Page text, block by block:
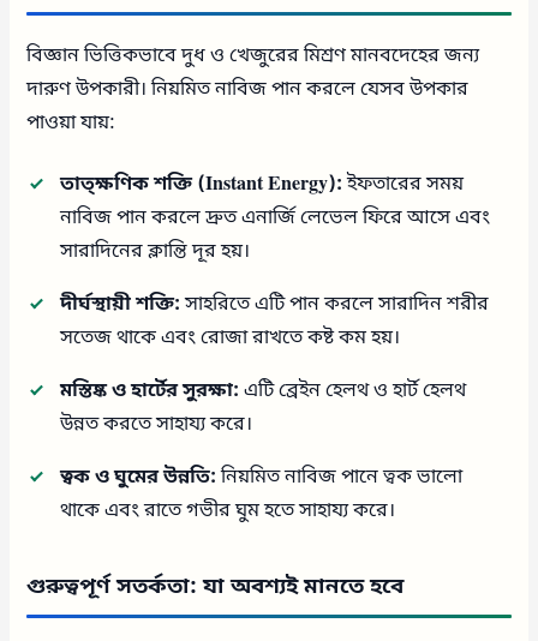
বিজ্ঞান ভিত্তিকভাবে দুধ ও খেজুরের মিশ্রণ মানবদেহের জন্য
দারুণ উপকারী। নিয়মিত নাবিজ পান করলে যেসব উপকার
পাওয়া যায়:
তাত্ক্ষণিক শক্তি (Instant Energy):ইফতারের সময়
নাবিজ পান করলে দ্রুত এনার্জি লেভেল ফিরে আসে এবং
সারাদিনের ক্লান্তি দূর হয়।
দীর্ঘস্থায়ী শক্তি:সাহরিতে এটি পান করলে সারাদিন শরীর
সতেজ থাকে এবং রোজা রাখতে কষ্ট কম হয়।
মস্তিষ্ক ও হার্টের সুরক্ষা: এটি ব্রেইন হেলথ ও হার্ট হেলথ
উন্নত করতে সাহায্য করে।
ত্বক ও ঘুমের উন্নতি:নিয়মিত নাবিজ পানে ত্বক ভালো
থাকে এবং রাতে গভীর ঘুম হতে সাহায্য করে।
গুরুত্বপূর্ণ সতর্কতা: যা অবশ্যই মানতে হবে